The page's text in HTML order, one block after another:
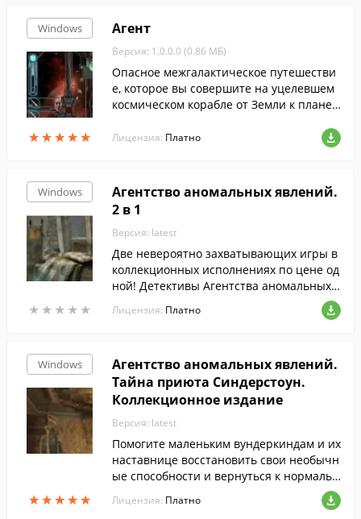
Windows
★★★★★
★★★★★
Агент
Версия: 1.0.0.0 (0.86 МБ)
Опасное межгалактическое путешестви
е, которое вы совершите на уцелевшем
космическом корабле от Земли к планет
льный переход, где вы будете подвергат
ься постоянным атакам инопланетных с
Лицензия: Платно
Windows
★ ★ ★ ★ ★
★ ★ ★ ★ ★
Агентство аномальных явлений.
2 в 1
Версия: latest
Две невероятно захватывающих игры в
коллекционных исполнениях по цене од
ной! Детективы Агентства аномальных
расследований прольют свет на тайну з
агадочного пожара в приюте для детей
го военный госпиталь для бесчеловечн
ых экспериментов над людьми.
Лицензия: Платно
Windows
★★★★★
★★★★★
Агентство аномальных явлений.
Тайна приюта Синдерстоун.
Коллекционное издание
Версия: latest
Помогите маленьким вундеркиндам и их
наставнице восстановить свои необычн
ые способности и вернуться к нормальн
Лицензия: Платно